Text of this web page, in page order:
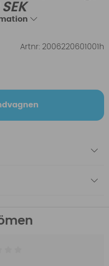
Artnr: 2006220601001h